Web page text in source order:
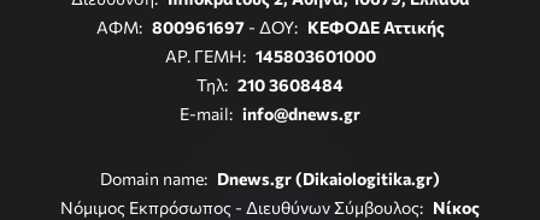
ΑΦΜ: 800961697- ΔΟΥ: ΚΕΦΟΔΕ Αττικής
ΑΡ. ΓΕΜΗ: 145803601000
Τηλ: 210 3608484
E-mail: info@dnews.gr
Domain name: Dnews.gr (Dikaiologitika.gr)
Νόμιμος Εκπρόσωπος - Διευθύνων Σύμβουλος: Νίκος